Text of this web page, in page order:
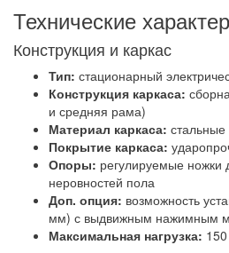
Технические
Конструкция и каркас
Тип: стационарный
Конструкция каркаса:
и средняя рама)
Материал каркаса:
Покрытие каркаса:
Опоры: регулируемые ножки
неровностей пола
Доп. опция: возможность
мм) с выдвижным нажимным
Максимальная нагрузка: 150